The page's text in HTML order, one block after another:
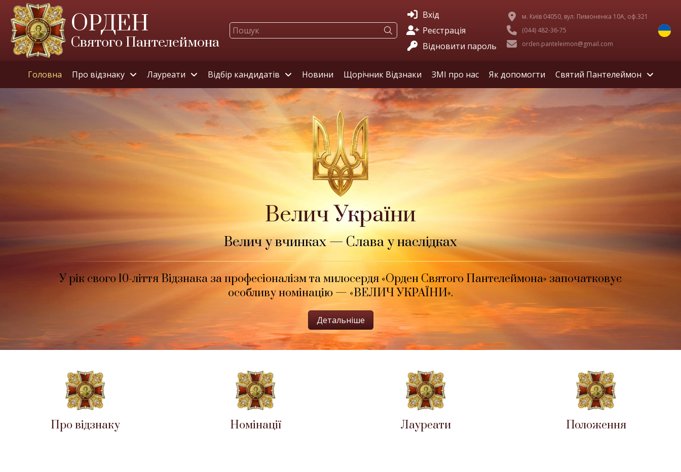
ОРДЕН
Святого Пантелеймона
Вхід
Реєстрація
Відновити пароль
м. Київ 04050, вул. Пимоненка 10А, оф.321
(044) 482-36-75
orden.panteleimon@gmail.com
Головна Про відзнаку Лауреати Відбір кандидатів Новини Щорічник Відзнаки ЗМІ про нас Як допомогти Святий Пантелеймон
Велич України
Велич у вчинках — Слава у наслідках
У рік свого 10-ліття Відзнака за професіоналізм та милосердя «Орден Святого Пантелеймона» започатковує
особливу номінацію — «ВЕЛИЧ УКРАЇНИ».
Детальніше
Про відзнаку Номінації Лауреати Положення